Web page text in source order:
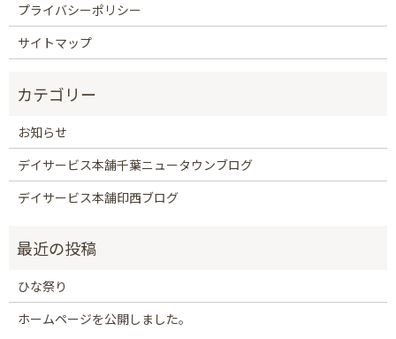
プライバシーポリシー
サイトマップ
お知らせ
デイサービス本舗千葉ニュータウンブログ
デイサービス本舗印西ブログ
ひな祭り
ホームページを公開しました。